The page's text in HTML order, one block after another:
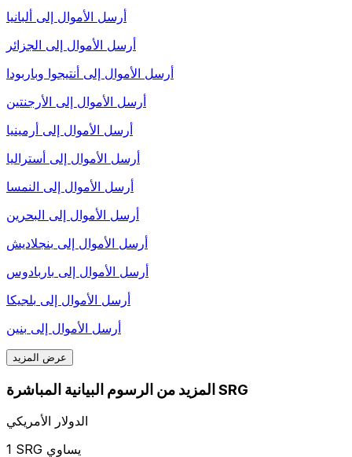
أرسل الأموال إلى ألبانيا
أرسل الأموال إلى الجزائر
أرسل الأموال إلى أنتيجوا وباربودا
أرسل الأموال إلى الأرجنتين
أرسل الأموال إلى أرمينيا
أرسل الأموال إلى أستراليا
أرسل الأموال إلى النمسا
أرسل الأموال إلى البحرين
أرسل الأموال إلى بنجلاديش
أرسل الأموال إلى باربادوس
أرسل الأموال إلى بلجيكا
أرسل الأموال إلى بنين
عرض المزيد
المزيد من الرسوم البيانية المباشرة SRG
الدولار الأمريكي
1 SRG يساوي